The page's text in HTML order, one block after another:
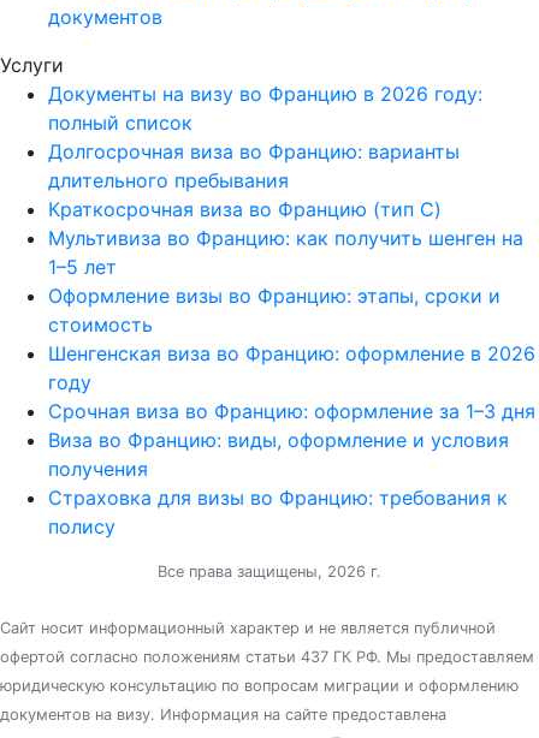
документов
Услуги
Документы на визу во Францию в 2026 году:
полный список
Долгосрочная виза во Францию: варианты
длительного пребывания
Краткосрочная виза во Францию (тип C)
Мультивиза во Францию: как получить шенген на
1–5 лет
Оформление визы во Францию: этапы, сроки и
стоимость
Шенгенская виза во Францию: оформление в 2026
году
Срочная виза во Францию: оформление за 1–3 дня
Виза во Францию: виды, оформление и условия
получения
Страховка для визы во Францию: требования к
полису
Все права защищены, 2026 г.
Cайт носит информационный характер и не является публичной
офертой согласно положениям статьи 437 ГК РФ. Мы предоставляем
юридическую консультацию по вопросам миграции и оформлению
документов на визу. Информация на сайте предоставлена